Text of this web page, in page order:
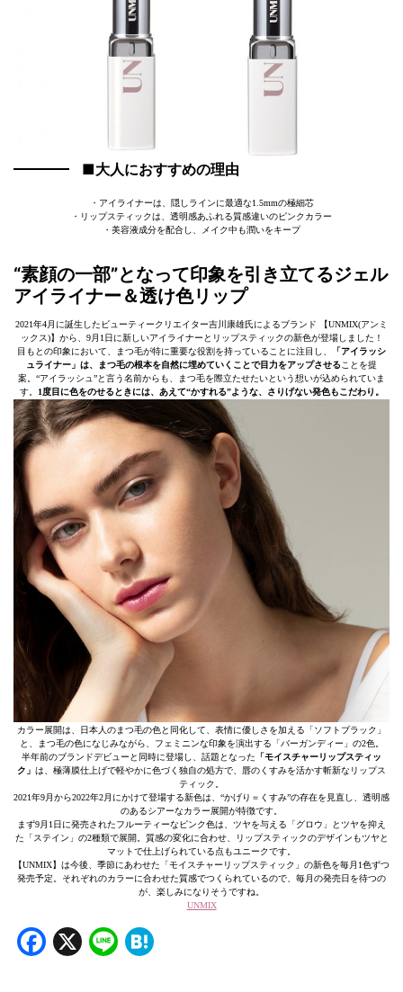
■大人におすすめの理由
・アイライナーは、隠しラインに最適な1.5mmの極細芯
・リップスティックは、透明感あふれる質感違いのピンクカラー
・美容液成分を配合し、メイク中も潤いをキープ
“素顔の一部”となって印象を引き立てるジェル
アイライナー＆透け色リップ
2021年4月に誕生したビューティークリエイター吉川康雄氏によるブランド 【UNMIX(アンミ
ックス)】から、9月1日に新しいアイライナーとリップスティックの新色が登場しました！
目もとの印象において、まつ毛が特に重要な役割を持っていることに注目し、
「アイラッシ
ュライナー」は、まつ毛の根本を自然に埋めていくことで目力をアップさせることを提
案。“アイラッシュ”と言う名前からも、まつ毛を際立たせたいという想いが込められていま
す。
1度目に色をのせるときには、あえて“かすれる”ような、さりげない発色もこだわり。
カラー展開は、日本人のまつ毛の色と同化して、表情に優しさを加える「ソフトブラック」
と、まつ毛の色になじみながら、フェミニンな印象を演出する「バーガンディー」の2色。
半年前のブランドデビューと同時に登場し、話題となった 「モイスチャーリップスティッ
ク」 は、極薄膜仕上げで軽やかに色づく独自の処方で、唇のくすみを活かす斬新なリップス
ティック。
2021年9月から2022年2月にかけて登場する新色は、“かげり＝くすみ”の存在を見直し、透明感
のあるシアーなカラー展開が特徴です。
まず9月1日に発売されたフルーティーなピンク色は、ツヤを与える「グロウ」とツヤを抑え
た「ステイン」の2種類で展開。質感の変化に合わせ、リップスティックのデザインもツヤと
マットで仕上げられている点もユニークです。
【UNMIX】は今後、季節にあわせた「モイスチャーリップスティック」の新色を毎月1色ずつ
発売予定。それぞれのカラーに合わせた質感でつくられているので、毎月の発売日を待つの
が、楽しみになりそうですね。
UNMIX
Facebook
X Line